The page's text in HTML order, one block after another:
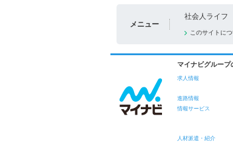
メニュー
社会人ライフ
このサイトに
マイナビグループ
求人情報
進路情報
情報サービス
人材派遣・紹介